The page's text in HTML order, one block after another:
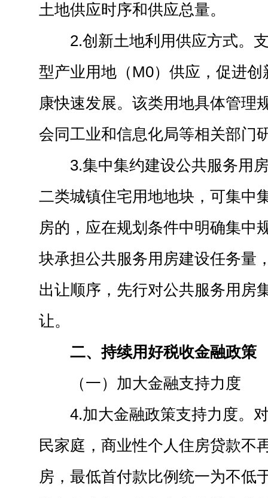
土地供应时序和供应总量。
2.创新土地利用供应方式。
型产业用地（M0）供应，促进
康快速发展。该类用地具体管理
会同工业和信息化局等相关部门
3.集中集约建设公共服务用
二类城镇住宅用地地块，可集中
房的，应在规划条件中明确集中
块承担公共服务用房建设任务量
出让顺序，先行对公共服务用房
让。
二、持续用好税收金融政策
（一）加大金融支持力度
4.加大金融政策支持力度。
民家庭，商业性个人住房贷款不
房，最低首付款比例统一为不低